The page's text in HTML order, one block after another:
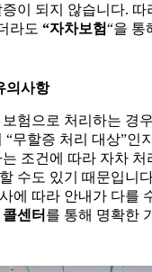
이 되지 않습니다. 따
라도 “자차보험“을 통
의사항
험으로 처리하는 경
“무할증 처리 대상”인
조건에 따라 자차 처
수도 있기 때문입니
에 따라 안내가 다를
센터 를 통해 명확한